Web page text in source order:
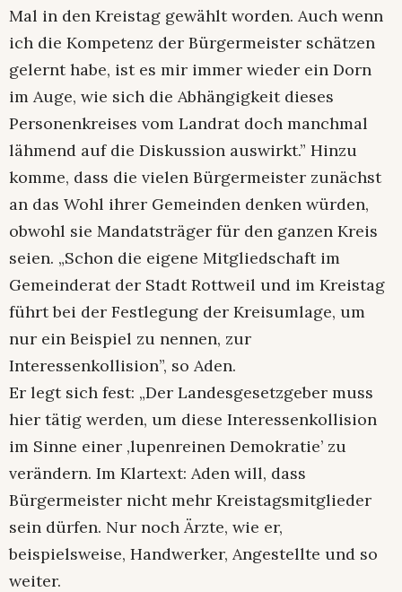
Mal in den Kreistag gewählt worden. Auch wenn
ich die Kompetenz der Bürgermeister schätzen
gelernt habe, ist es mir immer wieder ein Dorn
im Auge, wie sich die Abhängigkeit dieses
Personenkreises vom Landrat doch manchmal
lähmend auf die Diskussion auswirkt.” Hinzu
komme, dass die vielen Bürgermeister zunächst
an das Wohl ihrer Gemeinden denken würden,
obwohl sie Mandatsträger für den ganzen Kreis
seien. „Schon die eigene Mitgliedschaft im
Gemeinderat der Stadt Rottweil und im Kreistag
führt bei der Festlegung der Kreisumlage, um
nur ein Beispiel zu nennen, zur
Interessenkollision”, so Aden.
Er legt sich fest: „Der Landesgesetzgeber muss
hier tätig werden, um diese Interessenkollision
im Sinne einer ‚lupenreinen Demokratie’ zu
verändern. Im Klartext: Aden will, dass
Bürgermeister nicht mehr Kreistagsmitglieder
sein dürfen. Nur noch Ärzte, wie er,
beispielsweise, Handwerker, Angestellte und so
weiter.